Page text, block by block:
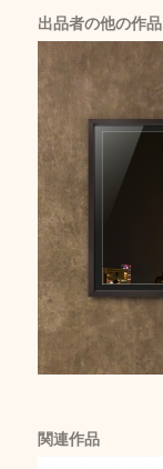
出品者の他の作品
関連作品